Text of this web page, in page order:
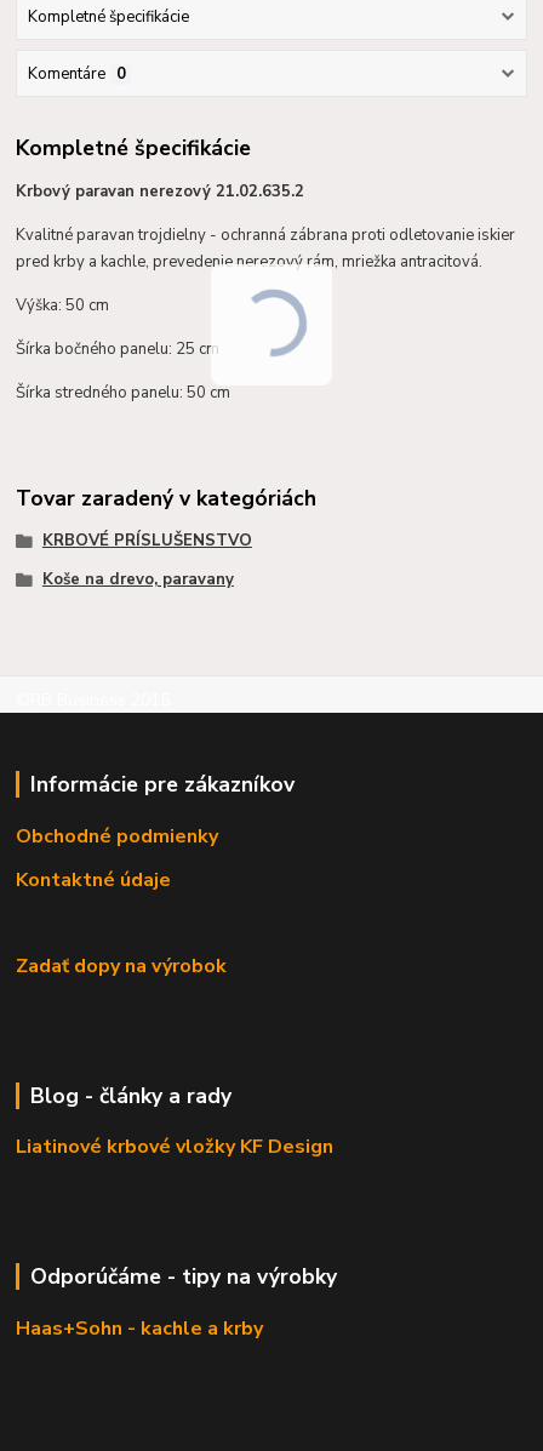
Kompletné špecifikácie
Komentáre 0
Kompletné špecifikácie
Krbový paravan nerezový 21.02.635.2
Kvalitné paravan trojdielny - ochranná zábrana proti odletovanie iskier
pred krby a kachle, prevedenie nerezový rám, mriežka antracitová.
Výška: 50 cm
Šírka bočného panelu: 25 cm
Šírka stredného panelu: 50 cm
Tovar zaradený v kategóriách
KRBOVÉ PRÍSLUŠENSTVO
Koše na drevo, paravany
Informácie pre zákazníkov
Obchodné podmienky
Kontaktné údaje
Zadať dopy na výrobok
Blog - články a rady
Liatinové krbové vložky KF Design
Odporúčáme - tipy na výrobky
Haas+Sohn - kachle a krby